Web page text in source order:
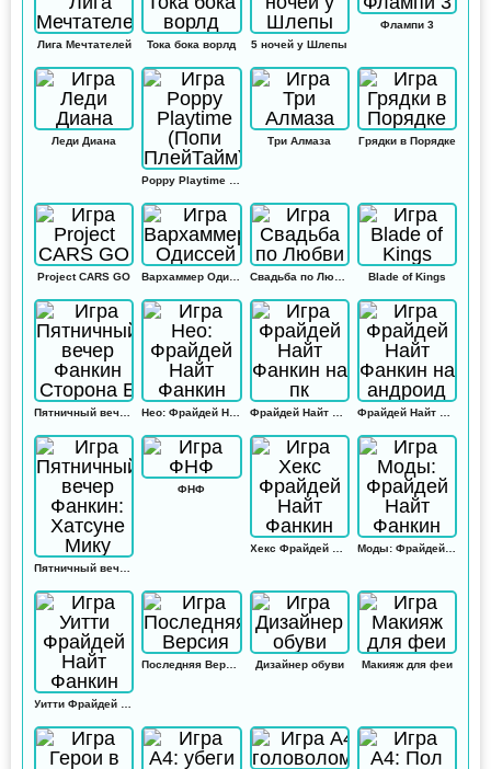
Лига Мечтателей Тока бока ворлд 5 ночей у Шлепы
Флампи 3
Леди Диана Три Алмаза Грядки в Порядке
Project CARS GO Свадьба по Любви Blade of Kings
ФНФ
Моды: Фрайдей Найт Фанкин
Дизайнер обуви Макияж для феи